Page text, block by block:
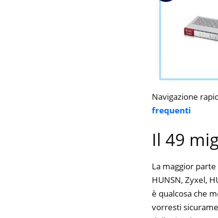
Navigazione
frequenti
Il 49
La maggior
HUNSN, Zyxel,
è qualcosa che
vorresti